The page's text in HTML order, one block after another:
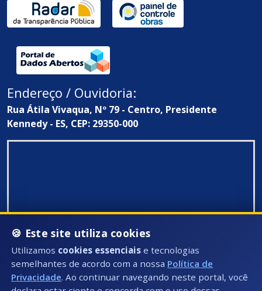
Endereço / Ouvidoria:
Rua Átila Vivaqua, Nº 79 - Centro, Presidente
Kennedy - ES, CEP: 29350-000
🍪 Este site utiliza cookies
Utilizamos cookies essenciais e tecnologias
semelhantes de acordo com a nossa Política de
Privacidade. Ao continuar navegando neste portal, você